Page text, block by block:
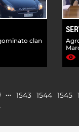
clan
… 1543 1544 1545